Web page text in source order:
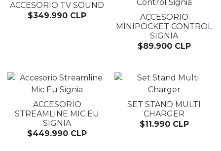
ACCESORIO TV SOUND
$349.990 CLP
ACCESORIO
MINIPOCKET CONTROL
SIGNIA
$89.900 CLP
ACCESORIO
STREAMLINE MIC EU
SIGNIA
$449.990 CLP
SET STAND MULTI
CHARGER
$11.990 CLP